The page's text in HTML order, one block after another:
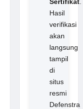
Hasil
verifikasi
akan
langsung
tampil
di
situs
resmi
Defenstra